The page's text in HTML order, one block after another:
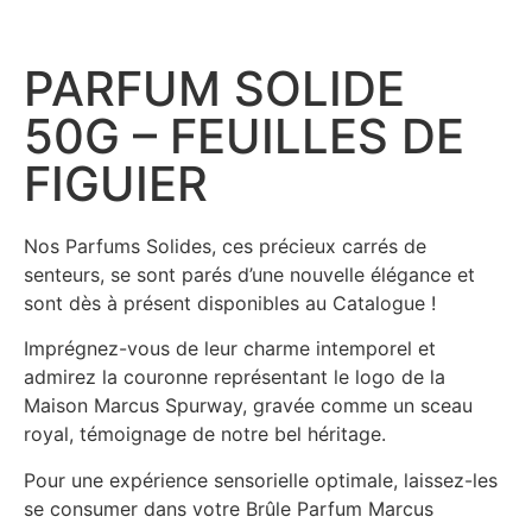
PARFUM SOLIDE
50G – FEUILLES DE
FIGUIER
Nos Parfums Solides, ces précieux carrés de
senteurs, se sont parés d’une nouvelle élégance et
sont dès à présent disponibles au Catalogue !
Imprégnez-vous de leur charme intemporel et
admirez la couronne représentant le logo de la
Maison Marcus Spurway, gravée comme un sceau
royal, témoignage de notre bel héritage.
Pour une expérience sensorielle optimale, laissez-les
se consumer dans votre Brûle Parfum Marcus